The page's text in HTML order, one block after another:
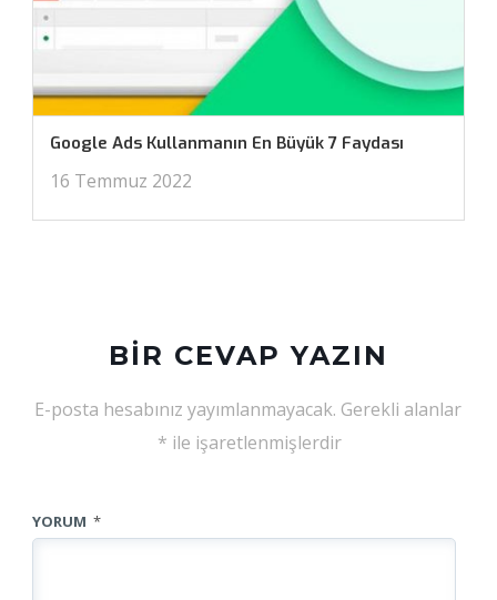
Google Ads Kullanmanın En Büyük 7 Faydası
16 Temmuz 2022
BIR CEVAP YAZIN
E-posta hesabınız yayımlanmayacak. Gerekli alanlar
* ile işaretlenmişlerdir
YORUM *